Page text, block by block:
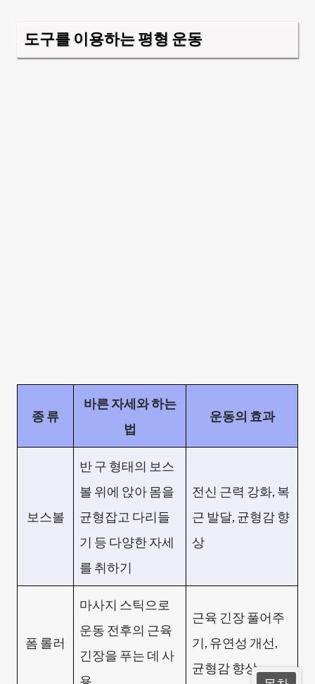
도구를 이용하는 평형 운동
종 류
바른 자세와 하는
법
운동의 효과
보스볼
반 구 형태의 보스
볼 위에 앉아 몸을
균형잡고 다리들
기 등 다양한 자세
를 취하기
전신 근력 강화, 복
근 발달, 균형감 향
상
폼 롤러
마사지 스틱으로
운동 전후의 근육
긴장을 푸는 데 사
용
근육 긴장 풀어주
기, 유연성 개선,
균형감 향상